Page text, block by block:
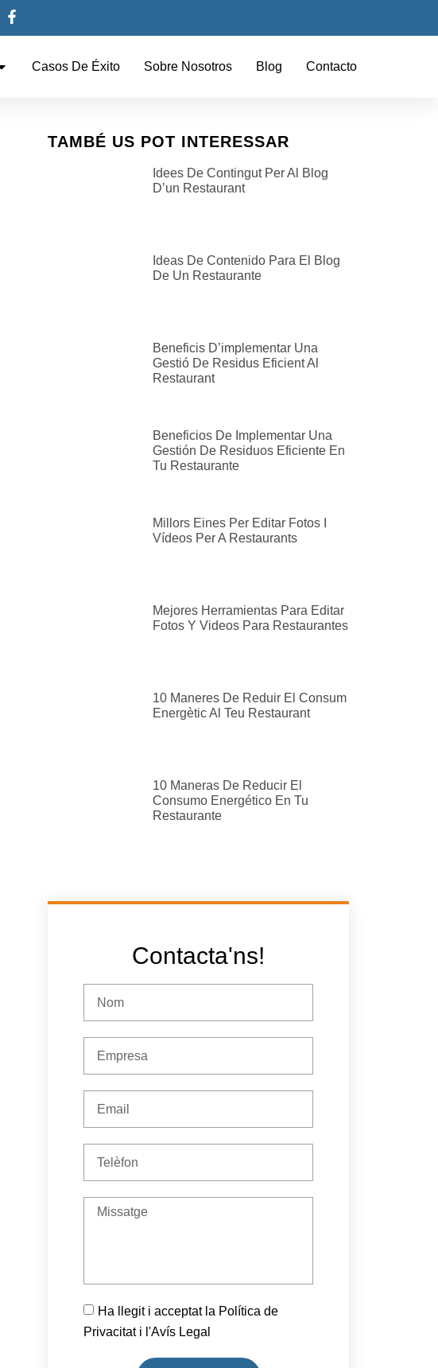
Casos De Éxito Sobre Nosotros Blog Contacto
TAMBÉ US POT INTERESSAR
Idees De Contingut Per Al Blog
D’un Restaurant
Ideas De Contenido Para El Blog
De Un Restaurante
Beneficis D’implementar Una
Gestió De Residus Eficient Al
Restaurant
Beneficios De Implementar Una
Gestión De Residuos Eficiente En
Tu Restaurante
Millors Eines Per Editar Fotos I
Vídeos Per A Restaurants
Mejores Herramientas Para Editar
Fotos Y Videos Para Restaurantes
10 Maneres De Reduir El Consum
Energètic Al Teu Restaurant
10 Maneras De Reducir El
Consumo Energético En Tu
Restaurante
Contacta'ns!
Ha llegit i acceptat la Política de
Privacitat i l'Avís Legal